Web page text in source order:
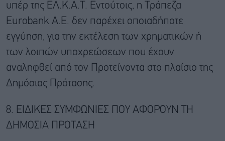
υπέρ της ΕΛ.Κ.Α.Τ. Εντούτοις, η Τράπεζα
Eurobank A.E. δεν παρέχει οποιαδήποτε
εγγύηση, για την εκτέλεση των χρηματικών ή
των λοιπών υποχρεώσεων που έχουν
αναληφθεί από τον Προτείνοντα στο πλαίσιο της
Δημόσιας Πρότασης.
8. ΕΙΔΙΚΕΣ ΣΥΜΦΩΝΙΕΣ ΠΟΥ ΑΦΟΡΟΥΝ ΤΗ
ΔΗΜΟΣΙΑ ΠΡΟΤΑΣΗ